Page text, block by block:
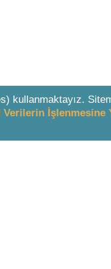
kullanmaktayız.
Verilerin İşlenmesine